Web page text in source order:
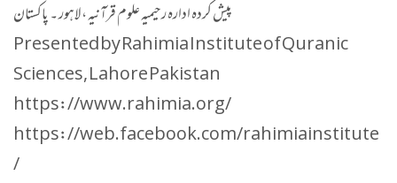
پیش کردہ ادارہ رحیمیہ علوم قرآنیہ ، لاہور ۔ پاکستان
Presented by Rahimia Institute of Quranic
Sciences, Lahore Pakistan
https://www.rahimia.org/
https://web.facebook.com/rahimiainstitute
/